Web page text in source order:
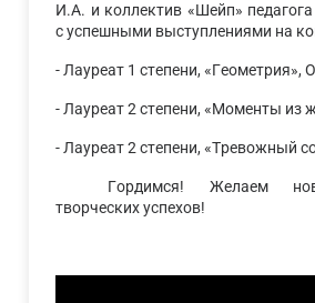
И.А. и коллектив «Шейп»
с успешными выступлениями на
- Лауреат 1 степени, «Геометрия»,
- Лауреат 2 степени, «Моменты из
- Лауреат 2 степени, «Тревожный
Гордимся! Желаем
творческих успехов!